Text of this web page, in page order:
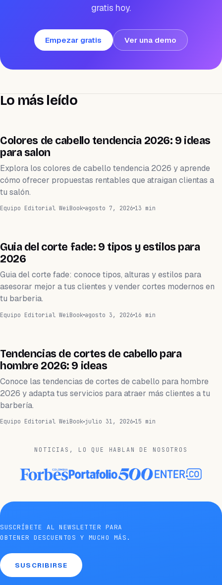
gratis hoy.
Empezar gratis Ver una demo
Lo más leído
BELLEZA
Colores de cabello tendencia 2026: 9 ideas
para salon
Explora los colores de cabello tendencia 2026 y aprende
cómo ofrecer propuestas rentables que atraigan clientas a
tu salón.
Equipo Editorial WeiBook agosto 7, 2026 13 min
BELLEZA
Guia del corte fade: 9 tipos y estilos para
2026
Guia del corte fade: conoce tipos, alturas y estilos para
asesorar mejor a tus clientes y vender cortes modernos en
tu barberia.
Equipo Editorial WeiBook agosto 3, 2026 16 min
BELLEZA
Tendencias de cortes de cabello para
hombre 2026: 9 ideas
Conoce las tendencias de cortes de cabello para hombre
2026 y adapta tus servicios para atraer más clientes a tu
barbería.
Equipo Editorial WeiBook julio 31, 2026 15 min
NOTICIAS, LO QUE HABLAN DE NOSOTROS
SUSCRÍBETE AL NEWSLETTER PARA
OBTENER DESCUENTOS Y MUCHO MÁS.
SUSCRIBIRSE